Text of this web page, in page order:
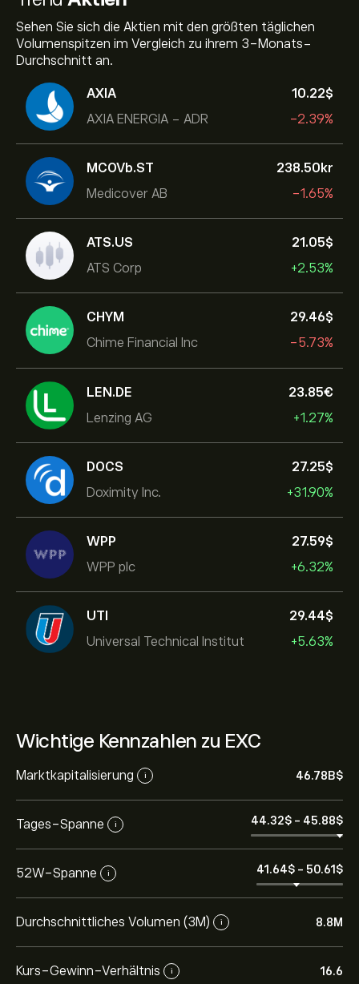
Sehen Sie sich die Aktien mit den größten täglichen
Volumenspitzen im Vergleich zu ihrem 3-Monats-
Durchschnitt an.
AXIA
AXIA ENERGIA - ADR
10.22‎$‎
-2.39%
MCOVb.ST
Medicover AB
238.50‎kr‎
-1.65%
ATS.US
ATS Corp
21.05‎$‎
+2.53%
CHYM
Chime Financial Inc
29.46‎$‎
-5.73%
LEN.DE
Lenzing AG
23.85‎€‎
+1.27%
DOCS
Doximity Inc.
27.25‎$‎
+31.90%
WPP
WPP plc
27.59‎$‎
+6.32%
UTI
Universal Technical Institut
29.44‎$‎
+5.63%
Wichtige Kennzahlen zu EXC
Marktkapitalisierung i 46.78B‎$‎
Tages-Spanne i 44.32‎$‎ - 45.88‎$‎
52W-Spanne i 41.64‎$‎ - 50.61‎$‎
Durchschnittliches Volumen (3M) i 8.8M
Kurs-Gewinn-Verhältnis i 16.6